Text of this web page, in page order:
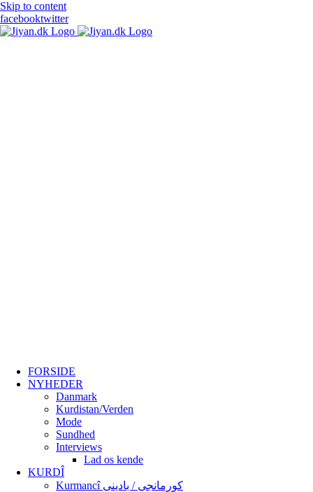
Skip to content
facebooktwitter
FORSIDE
NYHEDER
Danmark
Kurdistan/Verden
Mode
Sundhed
Interviews
Lad os kende
KURDÎ
Kurmancî کورمانجی / بادینی